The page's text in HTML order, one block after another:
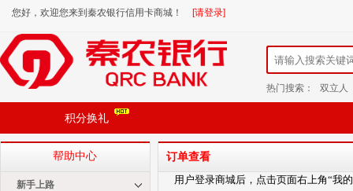
您好，欢迎您来到秦农银行信用卡商城！ [请登录]
热门搜索： 双立人
积分换礼
帮助中心
新手上路
订单查看
用户登录商城后，点击页面右上角“我